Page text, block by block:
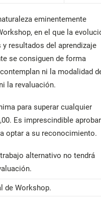
eminentemente
en el que la
y resultados del aprendizaje
se consiguen de forma
ni la modalidad
la revaluación.
para superar cualquier
Es imprescindible aprobar
optar a su reconocimiento.
alternativo no tendrá
de Workshop.